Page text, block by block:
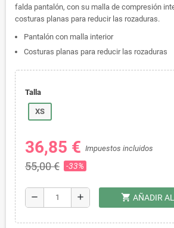
falda pantalón, con su malla de compresión
costuras planas para reducir las rozaduras.
Pantalón con malla interior
Costuras planas para reducir las rozaduras
Talla
XS
36,85 € Impuestos incluidos
55,00 € -33%
remove add shopping_cart AÑADIR